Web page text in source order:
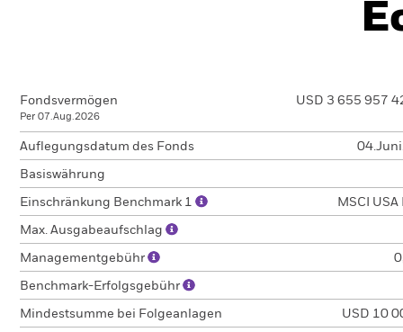
Fondsvermögen
Per 07.Aug.2026
USD 3 655 957
Auflegungsdatum des Fonds
Basiswährung
Einschränkung Benchmark 1 MSCI USA
Max. Ausgabeaufschlag
Managementgebühr
Benchmark-Erfolgsgebühr
Mindestsumme bei Folgeanlagen USD 10